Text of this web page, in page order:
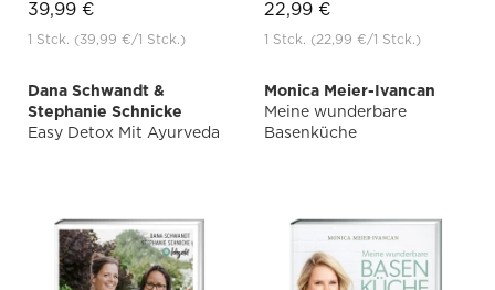
39,99 €
1 Stck. (39,99 €/1 Stck.)
22,99 €
1 Stck. (22,99 €/1 Stck.)
Dana Schwandt &
Stephanie Schnicke
Easy Detox Mit Ayurveda
Monica Meier-Ivancan
Meine wunderbare
Basenküche